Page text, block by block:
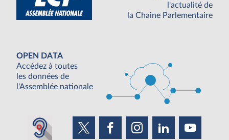
l'actualité de
la Chaine Parlementaire
OPEN DATA
Accédez à toutes
les données de
l'Assemblée nationale